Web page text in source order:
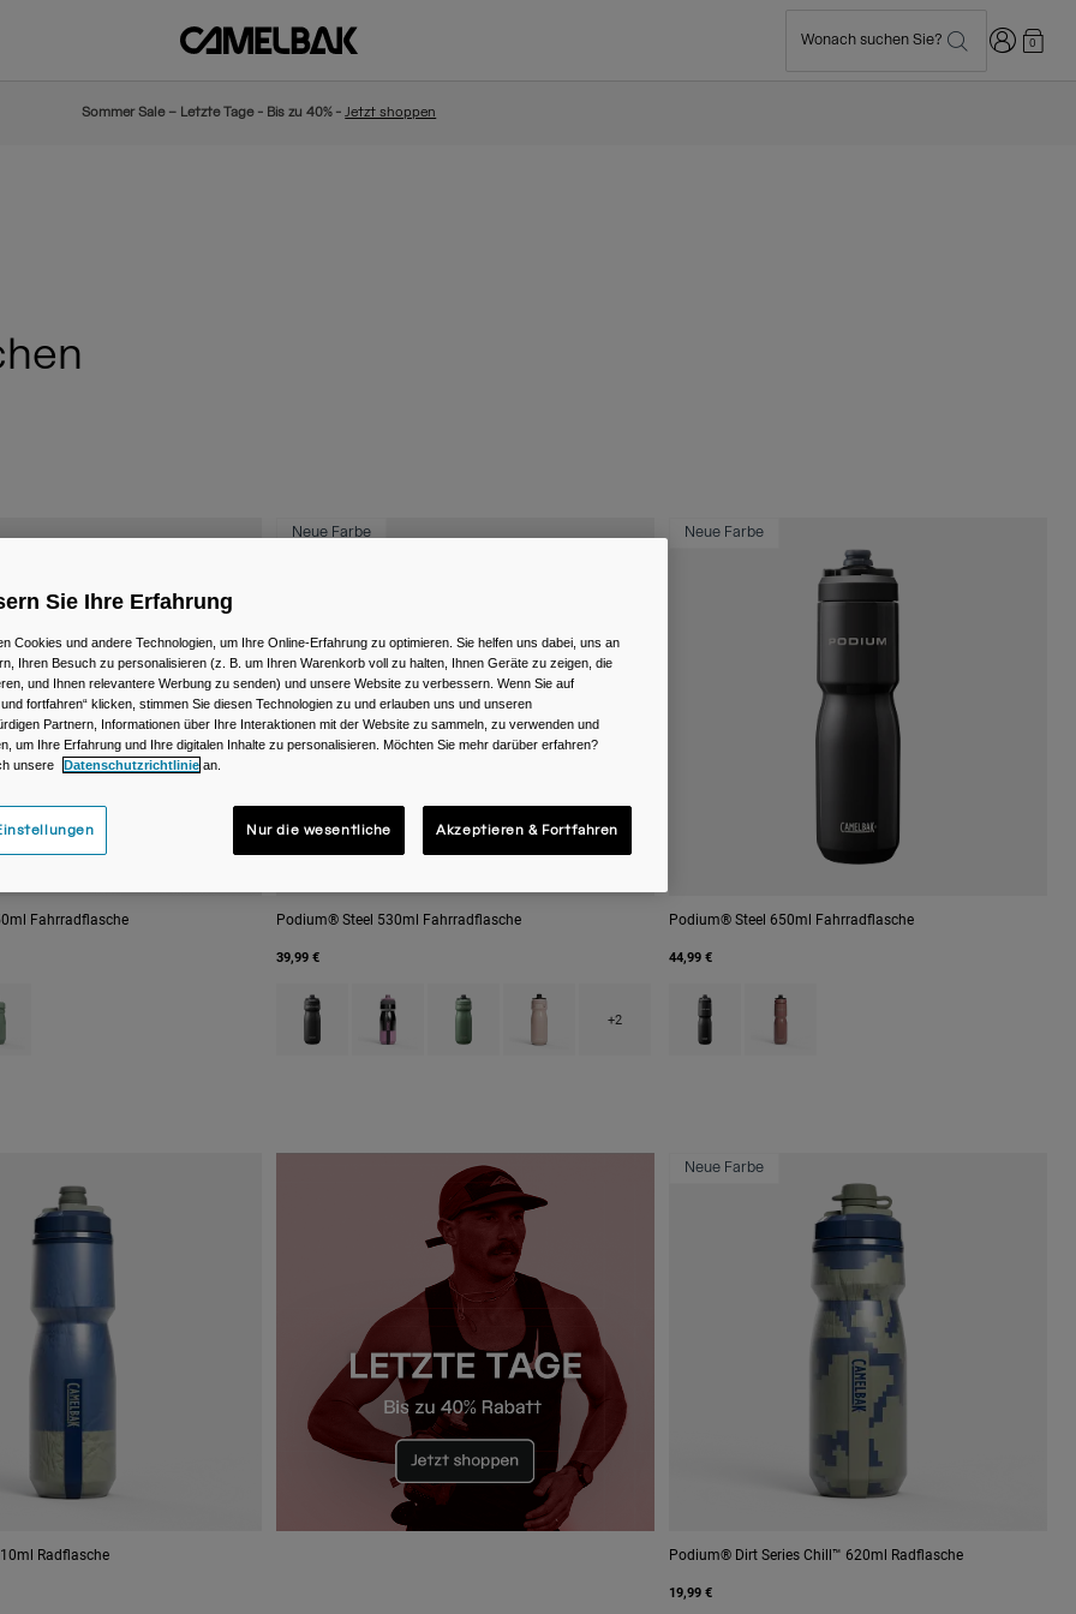
Wonach suchen Sie? Anmelden
0
Sommer Sale – Letzte Tage - Bis zu 40% -Jetzt shoppen
Fahrradflasche
type of Black.
swatch type of Moss Green.
Neue Farbe
Podium® Steel 530ml Fahrradflasche
39,99 €
Product swatch type of Black.
Product swatch type of Mercury Lavender.
Product swatch type of Moss Green.
Product swatch type of Petal.
+2
Neue Farbe
Podium® Steel 650ml Fahrradflasche
44,99 €
Product swatch type of Black.
Product swatch type of Sierra Red.
Radflasche
Neue Farbe
Podium® Dirt Series Chill™ 620ml Radflasche
19,99 €
Sie Ihre Erfahrung
Cookies und andere Technologien, um Ihre Online-Erfahrung zu optimieren. Sie helfen uns dabei, uns an
Ihren Besuch zu personalisieren (z. B. um Ihren Warenkorb voll zu halten, Ihnen Geräte zu zeigen, die
und Ihnen relevantere Werbung zu senden) und unsere Website zu verbessern. Wenn Sie auf
und fortfahren“ klicken, stimmen Sie diesen Technologien zu und erlauben uns und unseren
Partnern, Informationen über Ihre Interaktionen mit der Website zu sammeln, zu verwenden und
um Ihre Erfahrung und Ihre digitalen Inhalte zu personalisieren. Möchten Sie mehr darüber erfahren?
unsere
Datenschutzrichtlinie an.
Nur die wesentliche Akzeptieren & Fortfahren